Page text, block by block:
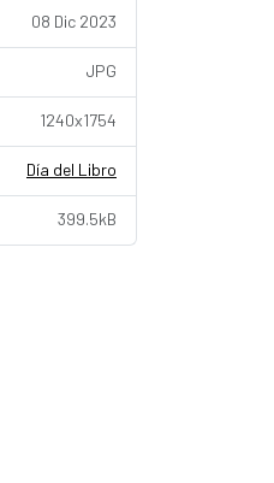
08 Dic 2023
JPG
1240x1754
Día del Libro
399.5kB